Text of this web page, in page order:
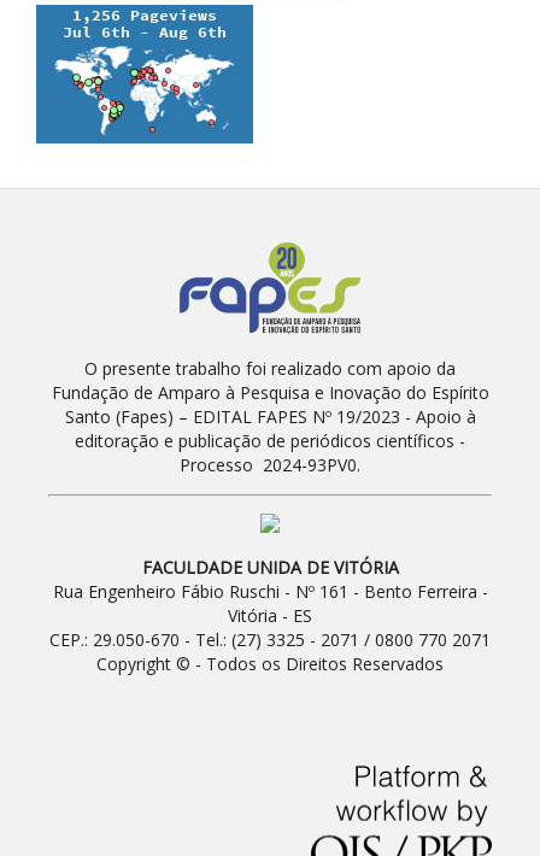
O presente trabalho foi realizado com apoio da
Fundação de Amparo à Pesquisa e Inovação do Espírito
Santo (Fapes) – EDITAL FAPES Nº 19/2023 - Apoio à
editoração e publicação de periódicos científicos -
Processo 2024-93PV0.
FACULDADE UNIDA DE VITÓRIA
Rua Engenheiro Fábio Ruschi - Nº 161 - Bento Ferreira -
Vitória - ES
CEP.: 29.050-670 - Tel.: (27) 3325 - 2071 / 0800 770 2071
Copyright © - Todos os Direitos Reservados